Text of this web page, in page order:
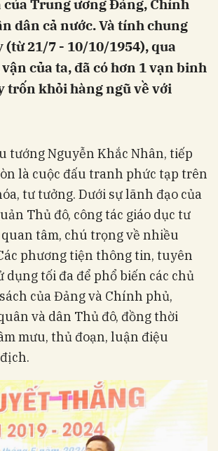
của Trung ương Đảng, Chính
dân cả nước. Và tính chung
(từ 21/7 - 10/10/1954), qua
của ta, đã có hơn 1 vạn binh
trốn khỏi hàng ngũ về với
tướng Nguyễn Khắc Nhân, tiếp
là cuộc đấu tranh phức tạp trên
tư tưởng. Dưới sự lãnh đạo của
Thủ đô, công tác giáo dục tư
tâm, chú trọng về nhiều
phương tiện thông tin, tuyên
dụng tối đa để phổ biến các chủ
của Đảng và Chính phủ,
và dân Thủ đô, đồng thời
mưu, thủ đoạn, luận điệu